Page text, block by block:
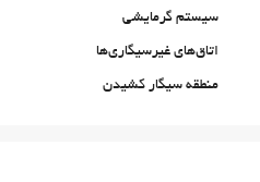
سیستم گرمایشی
اتاق‌های غیرسیگاری‌ها
منطقه سیگار کشیدن